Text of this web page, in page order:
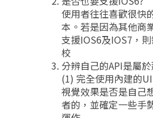
使用者往往喜歡很快
本。若是因為其他商
支援IOS6及IOS7，
校
分辨自己的API是屬
(1) 完全使用內建的
視覺效果是否是自己
者的，並確定一些手